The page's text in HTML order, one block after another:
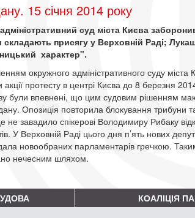
15 січня 2014 року
суд міста Києва
складають присягу у Верховній Раді;
характер".
окружного адміністративного суду міста
протесту в центрі Києва до 8 березня
були впевнені, що цим судовим рішенням
Опозиція повторила блокування трибуни
завадило спікерові Володимиру Рибаку
У Верховній Раді цього дня п’ять нових
новообраних парламентарів гречкою.
нечесним шляхом.
КОАЛІЦІЯ